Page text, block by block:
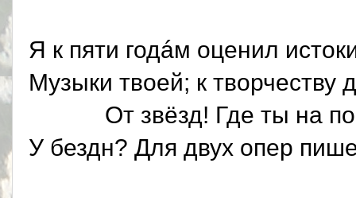
Я к пяти годáм оценил
Музыки твоей; к творчеству
От звёзд! Где ты на
У бездн? Для двух опер